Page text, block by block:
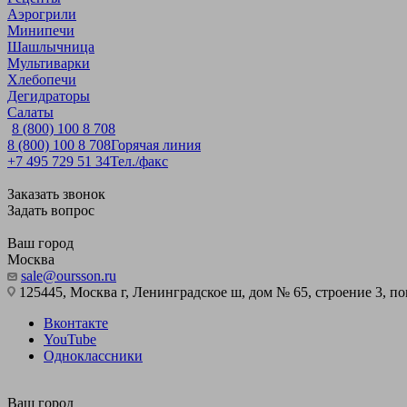
Аэрогрили
Минипечи
Шашлычница
Мультиварки
Хлебопечи
Дегидраторы
Салаты
8 (800) 100 8 708
8 (800) 100 8 708Горячая линия
+7 495 729 51 34Тел./факс
Заказать звонок
Задать вопрос
Ваш город
Москва
sale@oursson.ru
125445, Москва г, Ленинградское ш, дом № 65, строение 3,
Вконтакте
YouTube
Одноклассники
Ваш город